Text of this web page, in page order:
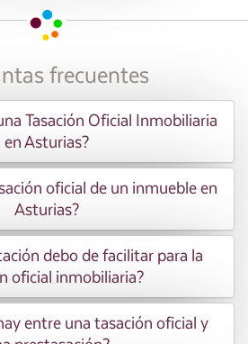
frecuentes
Tasación Oficial Inmobiliaria
en Asturias?
oficial de un inmueble en
Asturias?
debo de facilitar para la
oficial inmobiliaria?
entre una tasación oficial y